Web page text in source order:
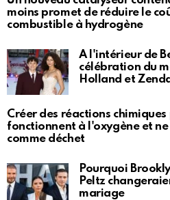
moins promet de réduire le
combustible à hydrogène
À l'intérieur de
célébration du
Holland et
Créer des réactions
fonctionnent à l'oxygène et
comme déchet
Pourquoi
Peltz
mariage